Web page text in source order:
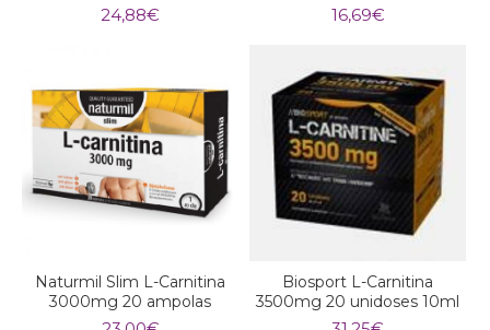
24,88€ 16,69€
Naturmil Slim L-Carnitina
3000mg 20 ampolas
Biosport L-Carnitina
3500mg 20 unidoses 10ml